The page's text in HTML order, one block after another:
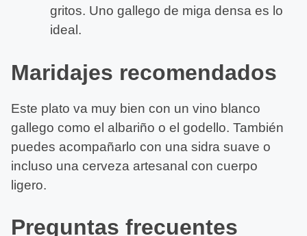
gritos. Uno gallego de miga densa es lo
ideal.
Maridajes recomendados
Este plato va muy bien con un vino blanco
gallego como el albariño o el godello. También
puedes acompañarlo con una sidra suave o
incluso una cerveza artesanal con cuerpo
ligero.
Preguntas frecuentes